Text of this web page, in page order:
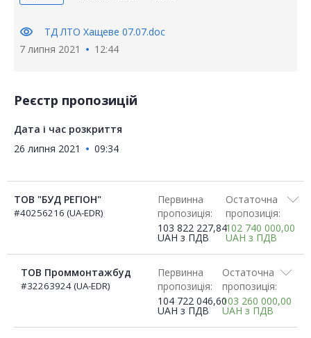
visibility
ТД ЛТО Хащеве 07.07.doc
7 липня 2021
12:44
Реєстр пропозицій
Дата і час розкриття
26 липня 2021
09:34
ТОВ "БУД РЕГІОН"
#40256216 (UA-EDR)
Первинна
пропозиція:
103 822 227,84
UAH з ПДВ
Остаточна
пропозиція:
102 740 000,00
UAH з ПДВ
ТОВ Проммонтажбуд
#32263924 (UA-EDR)
Первинна
пропозиція:
104 722 046,60
UAH з ПДВ
Остаточна
пропозиція:
103 260 000,00
UAH з ПДВ